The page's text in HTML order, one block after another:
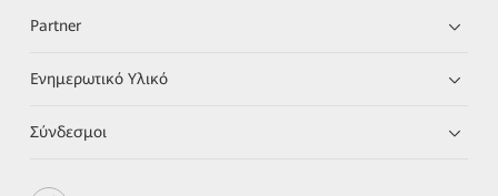
Partner
Ενημερωτικό Υλικό
Σύνδεσμοι